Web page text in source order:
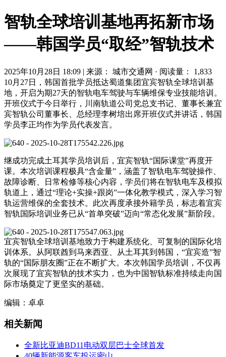
智轨全球培训基地再拓新市场
——韩国学员“取经”智轨技术
2025年10月28日 18:09 | 来源： 城市交通网 · 阅读量： 1,833
10月27日，韩国首批学员抵达蜀道集团宜宾智轨全球培训基
地，开启为期27天的智轨电车驾驶与车辆维保专业技能培训。
开班仪式于今日举行，川南轨道公司党总支书记、董事长兼宜
宾智轨公司董事长、总经理李树培出席开班仪式并讲话，韩国
学员李正均作为学员代表发言。
继成功完成土耳其学员培训后，宜宾智轨“国际课堂”再度开
课。本次培训课程极具“含金量”，涵盖了智轨电车驾驶操作、
故障诊断、日常检修等核心内容，学员们将在智轨电车及模拟
轨道上，通过“理论+实操+跟岗”一体化教学模式，深入学习智
轨运营维保的全套技术。此次再度承接外籍学员，标志着宜宾
智轨国际培训业务已从“首单突破”迈向“常态化发展”新阶段。
宜宾智轨全球培训基地致力于构建系统化、可复制的国际化培
训体系。从阿联酋到马来西亚、从土耳其到韩国，“宜宾造”智
轨的“国际朋友圈”正在不断扩大。本次韩国学员培训，不仅再
次展现了宜宾智轨的技术实力，也为中国智轨标准持续走向国
际市场奠定了更坚实的基础。
编辑：卓卓
相关新闻
全新比亚迪BD11电动双层巴士全球首发